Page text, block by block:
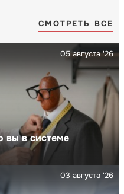
СМОТРЕТЬ ВСЕ
вы в системе
05 августа '26
03 августа '26